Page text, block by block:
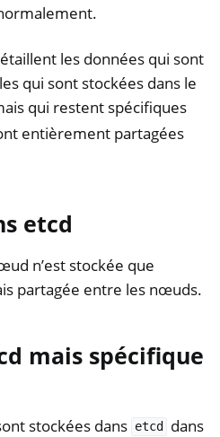
les données qui sont
qui sont stockées dans le
qui restent spécifiques
entièrement partagées
etcd
n’est stockée que
partagée entre les nœuds.
mais spécifique
stockées dans etcd
dans